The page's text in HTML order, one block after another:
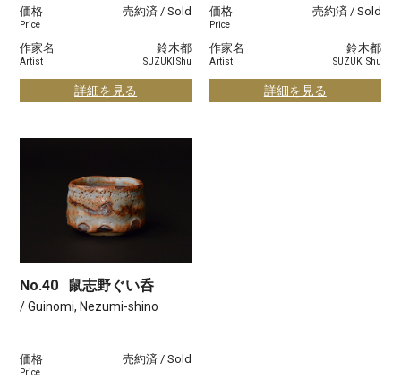
価格
Price
売約済 / Sold
作家名
Artist
鈴木都
SUZUKI Shu
詳細を見る
価格
Price
売約済 / Sold
作家名
Artist
鈴木都
SUZUKI Shu
詳細を見る
No.40 鼠志野ぐい呑
/ Guinomi, Nezumi-shino
価格
Price
売約済 / Sold